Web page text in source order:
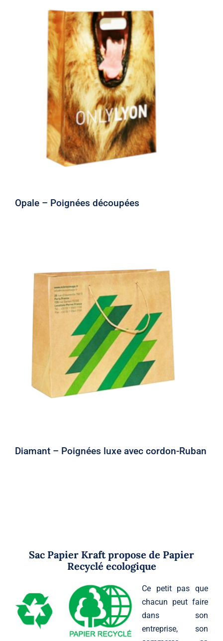
Opale – Poignées découpées
Opale – Poignées découpées
Diamant – Poignées luxe avec cordon-
Ruban
Diamant – Poignées luxe avec cordon-Ruban
Sac Papier Kraft propose de Papier
Recyclé ecologique
Ce petit pas que
chacun peut faire
dans son
entreprise, son